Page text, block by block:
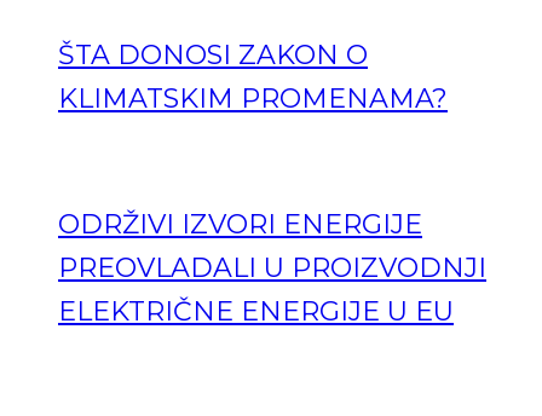
ŠTA DONOSI ZAKON O
KLIMATSKIM PROMENAMA?
ODRŽIVI IZVORI ENERGIJE
PREOVLADALI U PROIZVODNJI
ELEKTRIČNE ENERGIJE U EU